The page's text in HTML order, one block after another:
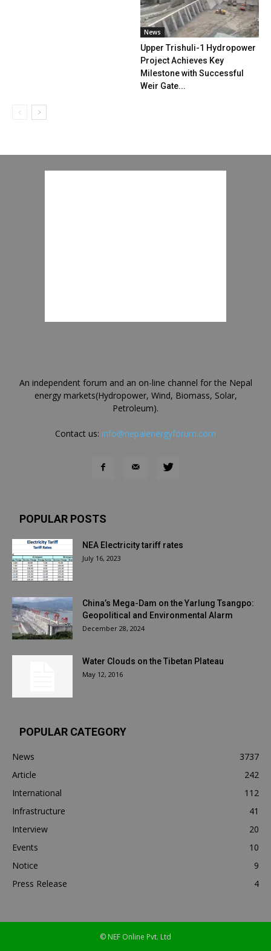
News
Upper Trishuli-1 Hydropower
Project Achieves Key
Milestone with Successful
Weir Gate...
An independent forum and an on-line channel for the Nepal
energy markets(Hydropower, Wind, Biomass, Solar,
Petroleum).
Contact us: info@nepalenergyforum.com
POPULAR POSTS
NEA Electricity tariff rates
July 16, 2023
China’s Mega-Dam on the Yarlung Tsangpo:
Geopolitical and Environmental Alarm
December 28, 2024
Water Clouds on the Tibetan Plateau
May 12, 2016
POPULAR CATEGORY
News
3737
Article
242
International
112
Infrastructure
41
Interview
20
Events
10
Notice
9
Press Release
4
© NEF Online Pvt. Ltd